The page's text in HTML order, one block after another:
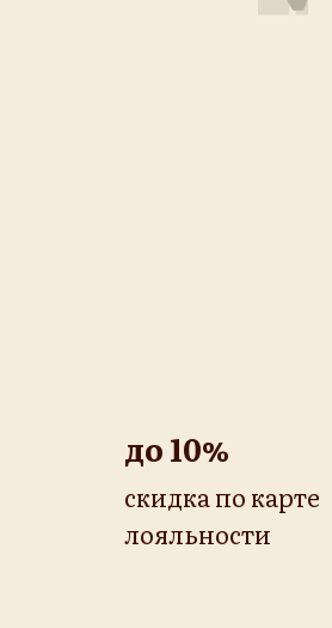
до 10%
скидка по карте
лояльности